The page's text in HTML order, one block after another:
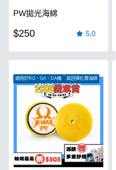
PW拋光海綿
$250 5.0
適用於RO、GA、DA機
高回彈扎實海綿